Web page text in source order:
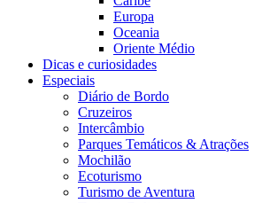
Europa
Oceania
Oriente Médio
Dicas e curiosidades
Especiais
Diário de Bordo
Cruzeiros
Intercâmbio
Parques Temáticos & Atrações
Mochilão
Ecoturismo
Turismo de Aventura